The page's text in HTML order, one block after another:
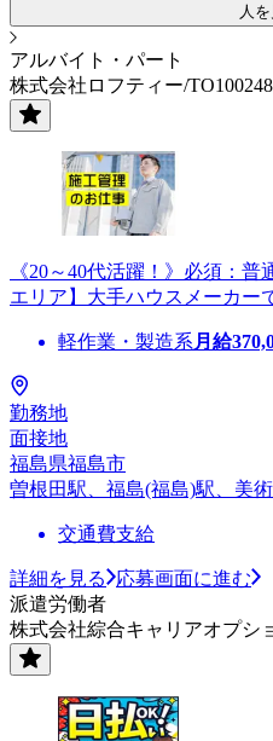
人
アルバイト・パート
株式会社ロフティー/
《20～40代活躍！》必須：
エリア】大手ハウスメーカー
軽作業・製造系 月給
勤務地
面接地
福島県福島市
曽根田駅、福島(福島)駅、美
交通費支給
詳細を見る
応募画面に進む
派遣労働者
株式会社綜合キャリアオプシ